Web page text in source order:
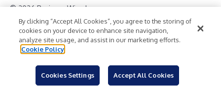
© 2026 Business Wire, Inc.
Privacy Policy Cookie Policy
Accessibility Statement
Terms of Use
Legal
By clicking “Accept All Cookies”, you agree to the storing of
cookies on your device to enhance site navigation,
analyze site usage, and assist in our marketing efforts.
Cookie Policy
Cookies Settings Accept All Cookies